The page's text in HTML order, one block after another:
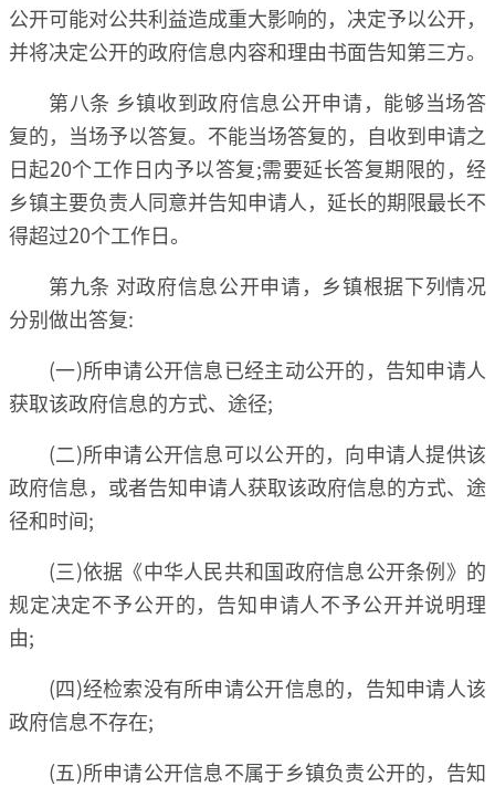
公开可能对公共利益造成重大影响的，决定予以公开，
并将决定公开的政府信息内容和理由书面告知第三方。
第八条 乡镇收到政府信息公开申请，能够当场答
复的，当场予以答复。不能当场答复的，自收到申请之
日起20个工作日内予以答复;需要延长答复期限的，经
乡镇主要负责人同意并告知申请人，延长的期限最长不
得超过20个工作日。
第九条 对政府信息公开申请，乡镇根据下列情况
分别做出答复:
(一)所申请公开信息已经主动公开的，告知申请人
获取该政府信息的方式、途径;
(二)所申请公开信息可以公开的，向申请人提供该
政府信息，或者告知申请人获取该政府信息的方式、途
径和时间;
(三)依据《中华人民共和国政府信息公开条例》的
规定决定不予公开的，告知申请人不予公开并说明理
由;
(四)经检索没有所申请公开信息的，告知申请人该
政府信息不存在;
(五)所申请公开信息不属于乡镇负责公开的，告知